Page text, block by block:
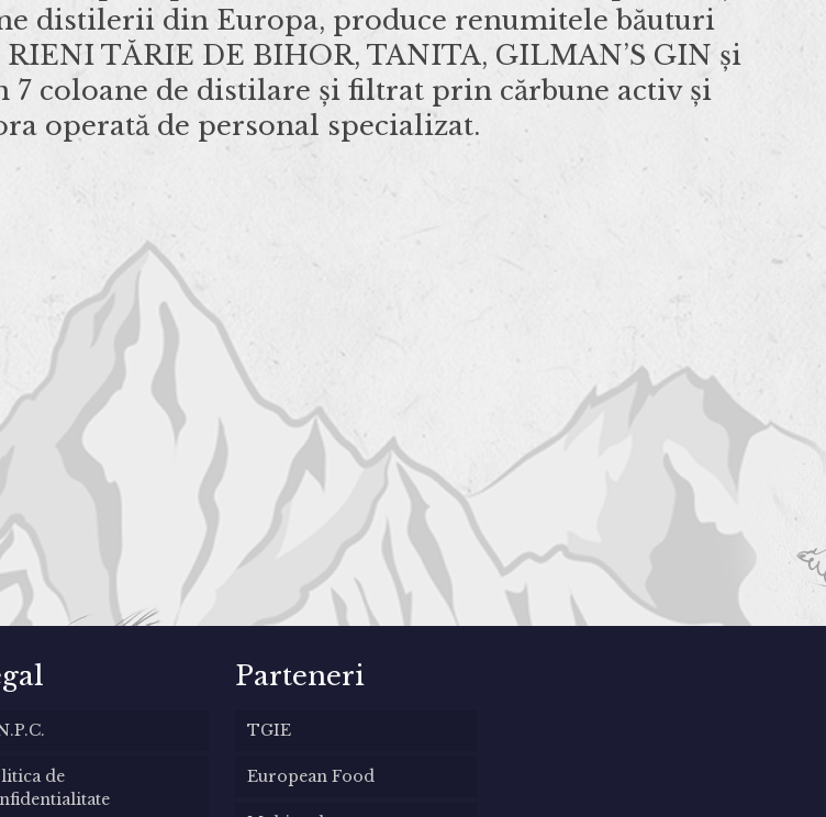
distilerii din Europa, produce renumitele băuturi
TĂRIE DE BIHOR, TANITA, GILMAN’S GIN şi
coloane de distilare și filtrat prin cărbune activ și
operată de personal specializat.
de
Parteneri
TGIE
European Food